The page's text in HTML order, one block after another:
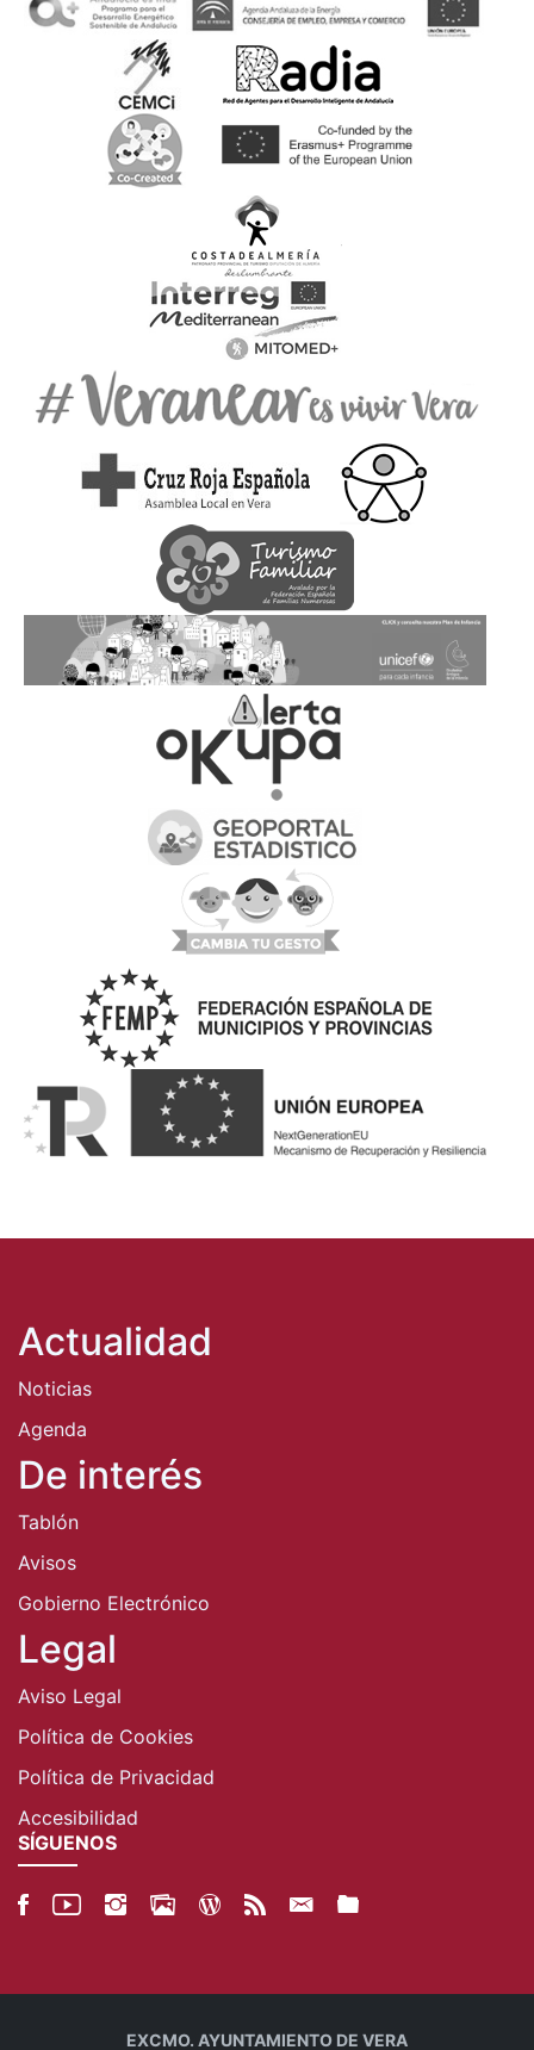
Actualidad
Noticias
Agenda
De interés
Tablón
Avisos
Gobierno Electrónico
Legal
Aviso Legal
Política de Cookies
Política de Privacidad
Accesibilidad
SÍGUENOS
EXCMO. AYUNTAMIENTO DE VERA